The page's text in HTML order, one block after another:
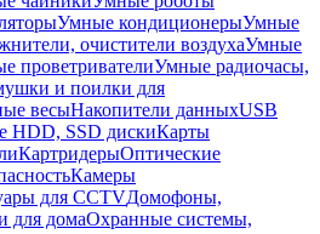
Умные кондиционерыУмные
очистители воздухаУмные
проветривателиУмные радиочасы,
и поилки для
весыНакопители данныхUSB
HDD, SSD дискиКарты
КартридерыОптические
Камеры
для CCTVДомофоны,
для домаОхранные системы,